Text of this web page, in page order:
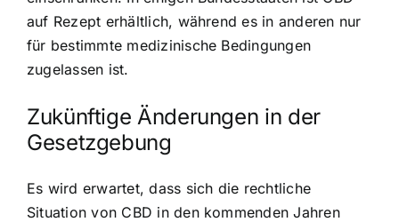
auf Rezept erhältlich, während es in anderen nur
für bestimmte medizinische Bedingungen
zugelassen ist.
Zukünftige Änderungen in der
Gesetzgebung
Es wird erwartet, dass sich die rechtliche
Situation von CBD in den kommenden Jahren